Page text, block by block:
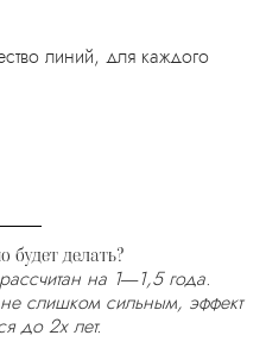
линий, для каждого
будет делать?
на 1—1,5 года.
слишком сильным, эффект
до 2х лет.